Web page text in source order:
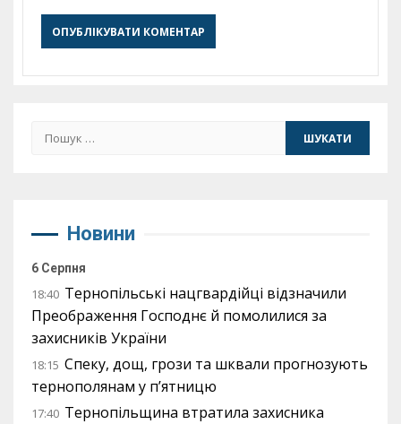
Пошук:
Новини
6 Серпня
18:40 Тернопільські нацгвардійці відзначили
Преображення Господнє й помолилися за
захисників України
18:15 Спеку, дощ, грози та шквали прогнозують
тернополянам у п’ятницю
17:40 Тернопільщина втратила захисника